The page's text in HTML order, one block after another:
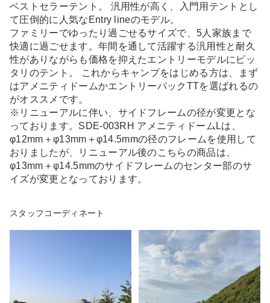
ベストセラーテント。 汎用性が高く、入門用テントとし
て圧倒的に人気なEntry lineのモデル。
ファミリーでゆったり過ごせるサイズで、5人家族まで
快適に過ごせます。年間を通して活躍する汎用性と耐久
性がありながらも価格を抑えたエントリーモデルにピッ
タリのテント。 これからキャンプをはじめる方は、まず
はアメニティドームかエントリーパックTTを選ばれるの
がオススメです。
※リニューアルに伴い、サイドフレームの径が変更とな
っております。SDE-003RH アメニティドームLは、
φ12mm＋φ13mm＋φ14.5mmの径のフレームを使用して
おりましたが、リニューアル後のこちらの商品は、
φ13mm＋φ14.5mmのサイドフレームのセンター部のサ
イズが変更となっております。
スタッフコーディネート